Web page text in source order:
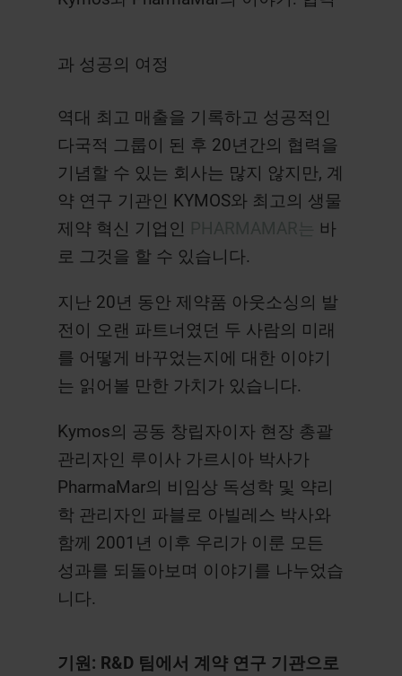
과 성공의 여정
역대 최고 매출을 기록하고 성공적인
다국적 그룹이 된 후 20년간의 협력을
기념할 수 있는 회사는 많지 않지만, 계
약 연구 기관인 KYMOS와 최고의 생물
제약 혁신 기업인
바
로 그것을 할 수 있습니다.
지난 20년 동안 제약품 아웃소싱의 발
전이 오랜 파트너였던 두 사람의 미래
를 어떻게 바꾸었는지에 대한 이야기
는 읽어볼 만한 가치가 있습니다.
Kymos의 공동 창립자이자 현장 총괄
관리자인 루이사 가르시아 박사가
PharmaMar의 비임상 독성학 및 약리
학 관리자인 파블로 아빌레스 박사와
함께 2001년 이후 우리가 이룬 모든
성과를 되돌아보며 이야기를 나누었습
니다.
기원: R&D 팀에서 계약 연구 기관으로